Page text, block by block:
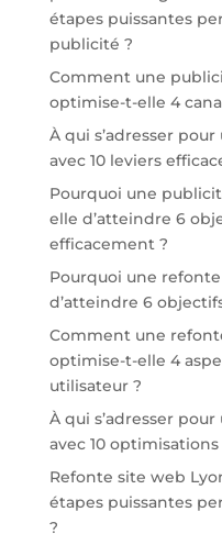
étapes puissantes
publicité ?
Comment une
optimise-t-elle 4
À qui s’adresser
avec 10 leviers
Pourquoi une
elle d’atteindre 6
efficacement ?
Pourquoi une
d’atteindre 6
Comment une
optimise-t-elle 4
utilisateur ?
À qui s’adresser
avec 10 optimisations
Refonte site web
étapes puissantes
?